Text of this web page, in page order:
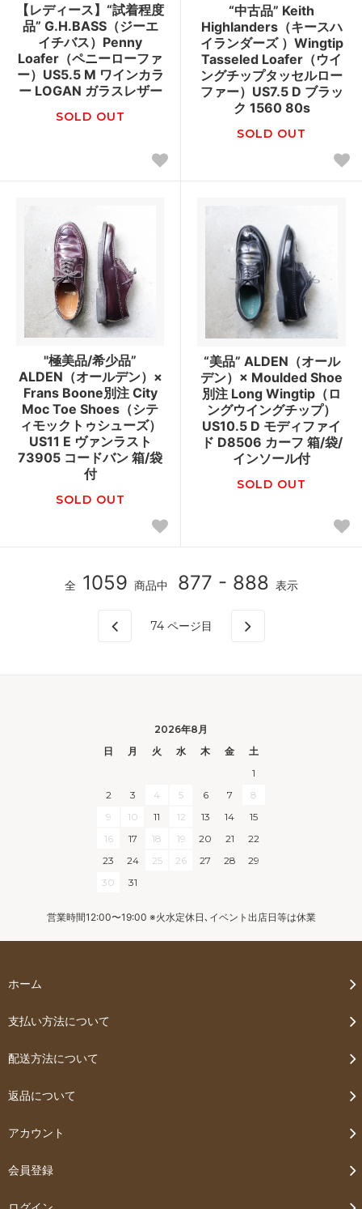
【レディース】“試着程度
品” G.H.BASS（ジーエ
イチバス）Penny
Loafer（ペニーローファ
ー）US5.5 M ワインカラ
ー LOGAN ガラスレザー
SOLD OUT
“中古品” Keith
Highlanders（キースハ
イランダーズ ）Wingtip
Tasseled Loafer（ウイ
ングチップタッセルロー
ファー）US7.5 D ブラッ
ク 1560 80s
SOLD OUT
"極美品/希少品”
ALDEN（オールデン）×
Frans Boone別注 City
Moc Toe Shoes（シテ
ィモックトゥシューズ）
US11 E ヴァンラスト
73905 コードバン 箱/袋
付
SOLD OUT
“美品” ALDEN（オール
デン）× Moulded Shoe
別注 Long Wingtip（ロ
ングウイングチップ）
US10.5 D モディファイ
ド D8506 カーフ 箱/袋/
インソール付
SOLD OUT
全 1059 商品中 877 - 888 表示
74 ページ目
2026年8月
日
月 火 水 木 金
土
1
2
3 4 5 6 7
8
9
10 11 12 13 14
15
16
17 18 19 20 21
22
23
24 25 26 27 28
29
30
31
営業時間12:00〜19:00 ※火水定休日､イベント出店日等は休業
ホーム
支払い方法について
配送方法について
返品について
アカウント
会員登録